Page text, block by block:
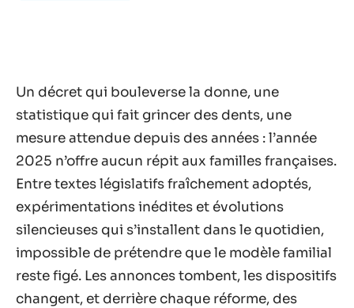
Un décret qui bouleverse la donne, une
statistique qui fait grincer des dents, une
mesure attendue depuis des années : l’année
2025 n’offre aucun répit aux familles françaises.
Entre textes législatifs fraîchement adoptés,
expérimentations inédites et évolutions
silencieuses qui s’installent dans le quotidien,
impossible de prétendre que le modèle familial
reste figé. Les annonces tombent, les dispositifs
changent, et derrière chaque réforme, des